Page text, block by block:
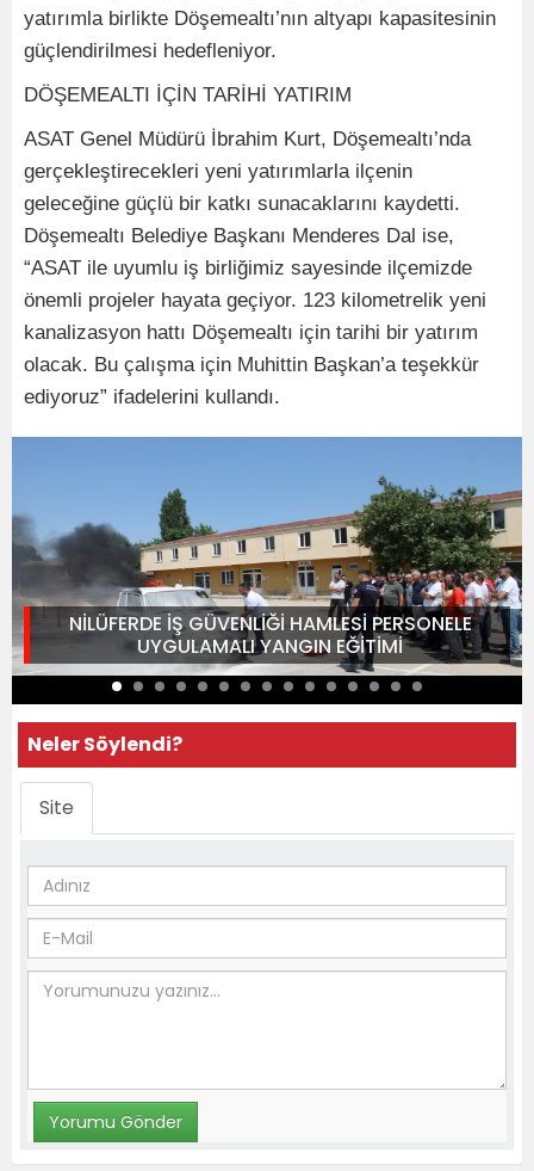
yatırımla birlikte Döşemealtı’nın altyapı kapasitesinin
güçlendirilmesi hedefleniyor.
DÖŞEMEALTI İÇİN TARİHİ YATIRIM
ASAT Genel Müdürü İbrahim Kurt, Döşemealtı’nda
gerçekleştirecekleri yeni yatırımlarla ilçenin
geleceğine güçlü bir katkı sunacaklarını kaydetti.
Döşemealtı Belediye Başkanı Menderes Dal ise,
“ASAT ile uyumlu iş birliğimiz sayesinde ilçemizde
önemli projeler hayata geçiyor. 123 kilometrelik yeni
kanalizasyon hattı Döşemealtı için tarihi bir yatırım
olacak. Bu çalışma için Muhittin Başkan’a teşekkür
ediyoruz” ifadelerini kullandı.
NİLÜFERDE İŞ GÜVENLİĞİ HAMLESİ PERSONELE
UYGULAMALI YANGIN EĞİTİMİ
Neler Söylendi?
Site